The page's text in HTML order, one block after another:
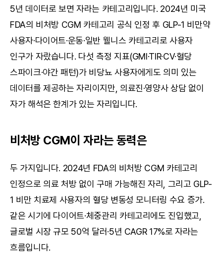
5년 데이터로 보면 자라는 카테고리입니다. 2024년 미국
FDA의 비처방 CGM 카테고리 공식 인정 후 GLP-1 비만약
사용자·다이어트·운동·일반 웰니스 카테고리로 사용자
인구가 자랐습니다. 다섯 측정 지표(GMI·TIR·CV·혈당
스파이크·야간 패턴)가 비당뇨 사용자에게도 의미 있는
데이터를 제공하는 자리이지만, 의료진·영양사 상담 없이
자가 해석은 한계가 있는 자리입니다.
비처방 CGM이 자라는 동력은
두 가지입니다. 2024년 FDA의 비처방 CGM 카테고리
인정으로 의료 처방 없이 구매 가능해진 자리, 그리고 GLP-
1 비만 치료제 사용자의 혈당 변동성 모니터링 수요 증가.
같은 시기에 다이어트·체중관리 카테고리에도 진입했고,
글로벌 시장 규모 50억 달러·5년 CAGR 17%로 자라는
흐름입니다.